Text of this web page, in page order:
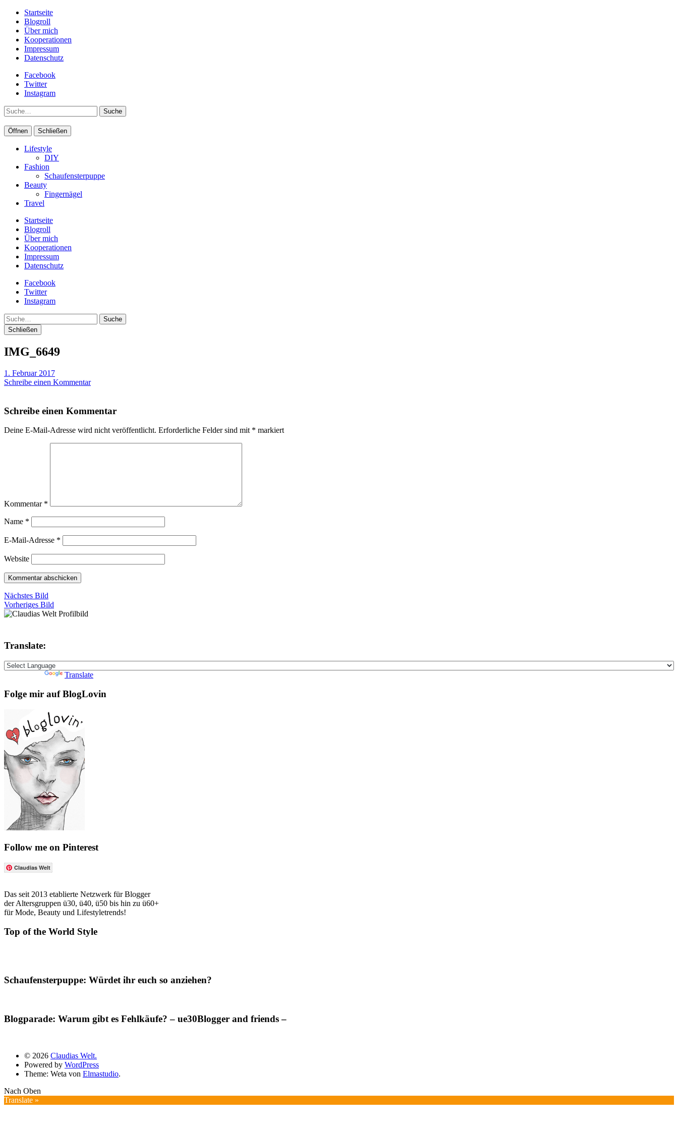
Startseite
Blogroll
Über mich
Kooperationen
Impressum
Datenschutz
Facebook
Twitter
Instagram
Suche
Öffnen Schließen
Lifestyle
DIY
Fashion
Schaufensterpuppe
Beauty
Fingernägel
Travel
Startseite
Blogroll
Über mich
Kooperationen
Impressum
Datenschutz
Facebook
Twitter
Instagram
Suche
Schließen
IMG_6649
1. Februar 2017
Schreibe einen Kommentar
Schreibe einen Kommentar
Deine E-Mail-Adresse wird nicht veröffentlicht. Erforderliche Felder sind mit * markiert
Kommentar *
Name *
E-Mail-Adresse *
Website
Nächstes Bild
Vorheriges Bild
Translate:
Translate
Folge mir auf BlogLovin
Follow me on Pinterest
Claudias Welt
Das seit 2013 etablierte Netzwerk für Blogger
der Altersgruppen ü30, ü40, ü50 bis hin zu ü60+
für Mode, Beauty und Lifestyletrends!
Top of the World Style
Schaufensterpuppe: Würdet ihr euch so anziehen?
Blogparade: Warum gibt es Fehlkäufe? – ue30Blogger and friends –
© 2026 Claudias Welt.
Powered by WordPress
Theme: Weta von Elmastudio.
Nach Oben
Translate »